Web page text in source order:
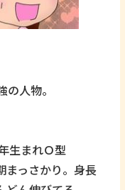
人物。
生まれＯ型
まっさかり。身長